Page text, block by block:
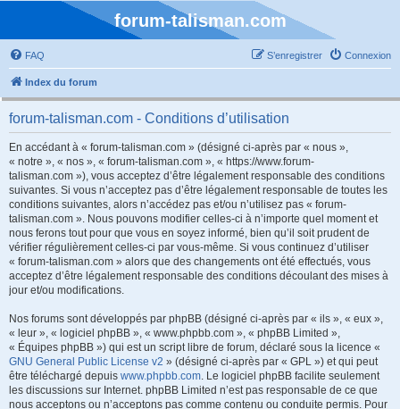
forum-talisman.com
FAQ Connexion
S’enregistrer
Index du forum
forum-talisman.com - Conditions d’utilisation
En accédant à « forum-talisman.com » (désigné ci-après par « nous »,
« notre », « nos », « forum-talisman.com », « https://www.forum-
talisman.com »), vous acceptez d’être légalement responsable des conditions
suivantes. Si vous n’acceptez pas d’être légalement responsable de toutes les
conditions suivantes, alors n’accédez pas et/ou n’utilisez pas « forum-
talisman.com ». Nous pouvons modifier celles-ci à n’importe quel moment et
nous ferons tout pour que vous en soyez informé, bien qu’il soit prudent de
vérifier régulièrement celles-ci par vous-même. Si vous continuez d’utiliser
« forum-talisman.com » alors que des changements ont été effectués, vous
acceptez d’être légalement responsable des conditions découlant des mises à
jour et/ou modifications.
Nos forums sont développés par phpBB (désigné ci-après par « ils », « eux »,
« leur », « logiciel phpBB », « www.phpbb.com », « phpBB Limited »,
« Équipes phpBB ») qui est un script libre de forum, déclaré sous la licence «
GNU General Public License v2 » (désigné ci-après par « GPL ») et qui peut
être téléchargé depuis www.phpbb.com. Le logiciel phpBB facilite seulement
les discussions sur Internet. phpBB Limited n’est pas responsable de ce que
nous acceptons ou n’acceptons pas comme contenu ou conduite permis. Pour